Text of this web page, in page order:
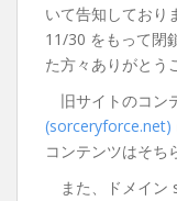
いて告知しており
11/30 をもって閉
た方々ありがとう
旧サイトのコン
(sorceryforce.net)
コンテンツはそち
また、ドメイン